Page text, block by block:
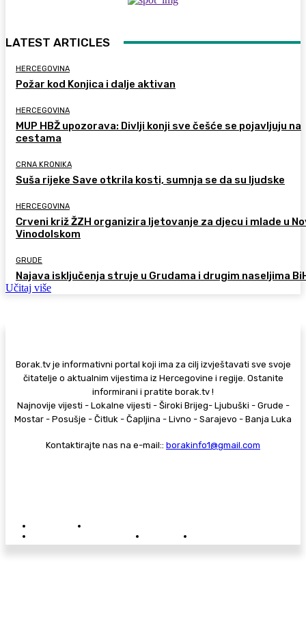
LATEST ARTICLES
HERCEGOVINA
Požar kod Konjica i dalje aktivan
HERCEGOVINA
MUP HBŽ upozorava: Divlji konji sve češće se pojavljuju na
cestama
CRNA KRONIKA
Suša rijeke Save otkrila kosti, sumnja se da su ljudske
HERCEGOVINA
Crveni križ ŽZH organizira ljetovanje za djecu i mlade u
Vinodolskom
GRUDE
Najava isključenja struje u Grudama i drugim naseljima
Učitaj više
Borak.tv je informativni portal koji ima za cilj izvještavati sve svoje
čitatelje o aktualnim vijestima iz Hercegovine i regije. Ostanite
informirani i pratite borak.tv !
Najnovije vijesti - Lokalne vijesti - Široki Brijeg- Ljubuški - Grude -
Mostar - Posušje - Čitluk - Čapljina - Livno - Sarajevo - Banja Luka
Kontaktirajte nas na e-mail:: borakinfo1@gmail.com